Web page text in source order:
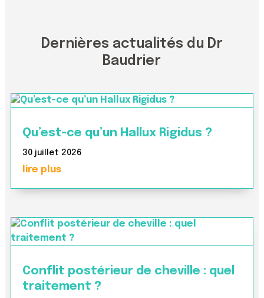
Dernières actualités du Dr
Baudrier
Qu’est-ce qu’un Hallux Rigidus ?
30 juillet 2026
lire plus
Conflit postérieur de cheville : quel
traitement ?